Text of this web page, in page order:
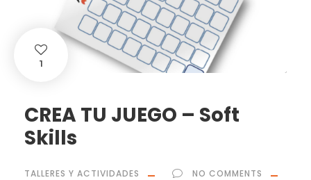
1
CREA TU JUEGO – Soft
Skills
TALLERES Y ACTIVIDADES NO COMMENTS